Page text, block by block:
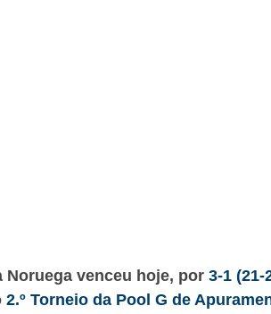
Noruega venceu hoje, por3-1 (21-
2.º Torneio da Pool G de